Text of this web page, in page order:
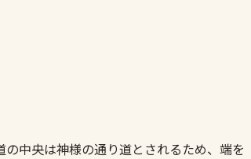
中央は神様の通り道とされるため、端を